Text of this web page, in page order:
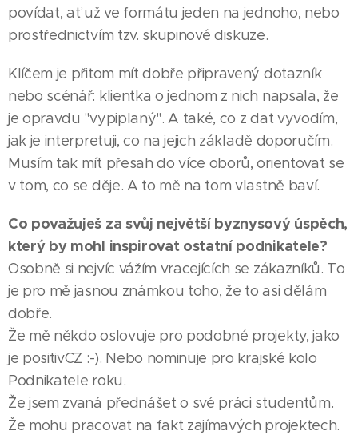
povídat, ať už ve formátu jeden na jednoho, nebo
prostřednictvím tzv. skupinové diskuze.
Klíčem je přitom mít dobře připravený dotazník
nebo scénář: klientka o jednom z nich napsala, že
je opravdu "vypiplaný". A také, co z dat vyvodím,
jak je interpretuji, co na jejich základě doporučím.
Musím tak mít přesah do více oborů, orientovat se
v tom, co se děje. A to mě na tom vlastně baví.
Co považuješ za svůj největší byznysový úspěch,
který by mohl inspirovat ostatní podnikatele?
Osobně si nejvíc vážím vracejících se zákazníků. To
je pro mě jasnou známkou toho, že to asi dělám
dobře.
Že mě někdo oslovuje pro podobné projekty, jako
je positivCZ :-). Nebo nominuje pro krajské kolo
Podnikatele roku.
Že jsem zvaná přednášet o své práci studentům.
Že mohu pracovat na fakt zajímavých projektech.